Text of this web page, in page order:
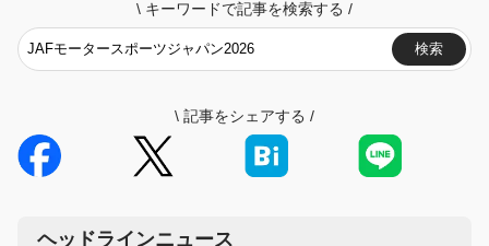
\ キーワードで記事を検索する /
検索
\ 記事をシェアする /
ヘッドラインニュース